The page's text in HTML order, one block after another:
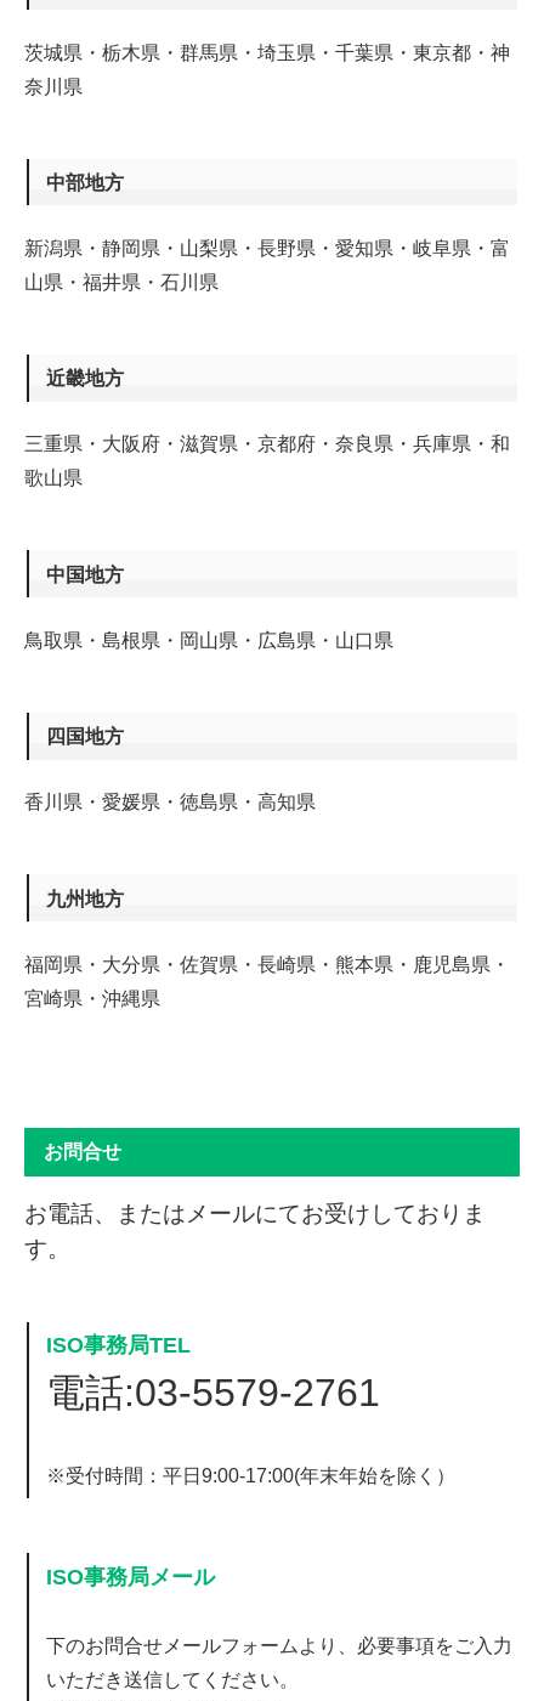
茨城県・栃木県・群馬県・埼玉県・千葉県・東京都・神
奈川県
中部地方
新潟県・静岡県・山梨県・長野県・愛知県・岐阜県・富
山県・福井県・石川県
近畿地方
三重県・大阪府・滋賀県・京都府・奈良県・兵庫県・和
歌山県
中国地方
鳥取県・島根県・岡山県・広島県・山口県
四国地方
香川県・愛媛県・徳島県・高知県
九州地方
福岡県・大分県・佐賀県・長崎県・熊本県・鹿児島県・
宮崎県・沖縄県
お問合せ
お電話、またはメールにてお受けしておりま
す。
ISO事務局TEL
電話:03-5579-2761
※受付時間：平日9:00-17:00(年末年始を除く）
ISO事務局メール
下のお問合せメールフォームより、必要事項をご入力
いただき送信してください。